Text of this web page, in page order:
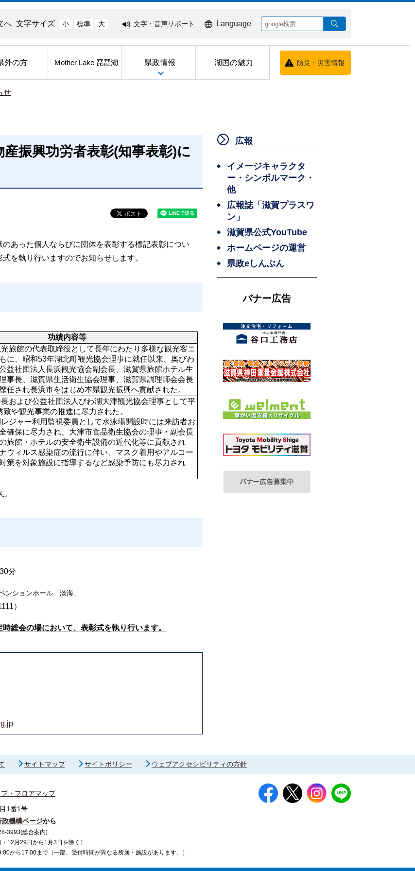
へ 文字サイズ 小 標準 大 文字・音声サポート Language
外の方 Mother Lake 琵琶湖 県政情報 湖国の魅力 防災・災害情報
せ
振興功労者表彰(知事表彰)に
あった個人ならびに団体を表彰する標記表彰につい
を執り行いますのでお知らせします。
功績内容等
に、昭和53年湖北町観光協会理事に就任以来、奥びわ
益社団法人長浜観光協会副会長、滋賀県旅館ホテル生
事長、滋賀県生活衛生協会理事、滋賀県調理師会会長
や観光事業の推進に尽力された。
確保に尽力され、大津市食品衛生協会の理事・副会長
旅館・ホテルの安全衛生設備の近代化等に貢献され
ウィルス感染症の流行に伴い、マスク着用やアルコー
策を対象施設に指導するなど感染予防にも尽力され
。
分
ンションホール「淡海」
）
総会の場において、表彰式を執り行います。
広報
イメージキャラクタ
ー・シンボルマーク・
他
広報誌「滋賀プラスワ
ン」
滋賀県公式YouTube
ホームページの運営
県政eしんぶん
バナー広告
サイトマップ サイトポリシー ウェブアクセシビリティの方針
・フロアマップ
1番1号
政機構ページから
3993(総合案内)
12月29日から1月3日を除く）
から17:00まで（一部、受付時間が異なる所属・施設があります。）